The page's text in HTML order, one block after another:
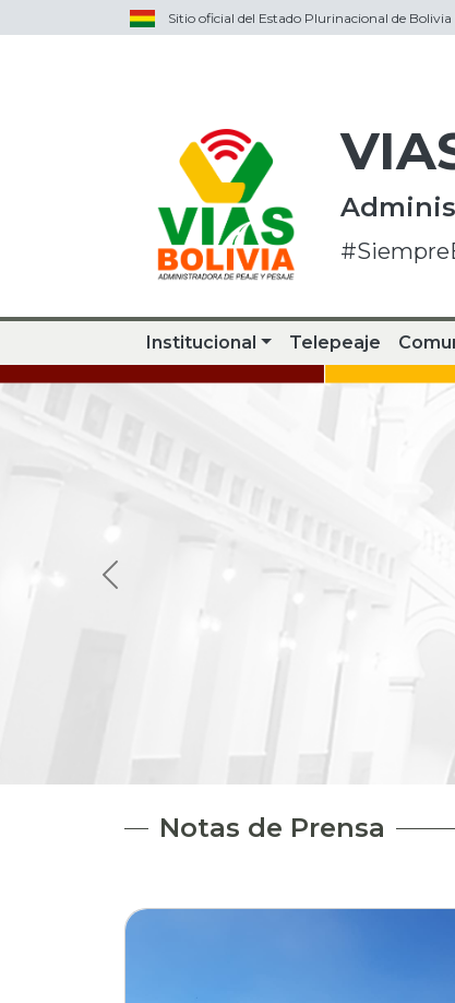
Sitio oficial del Estado Plurinacional de Bolivia
Institucional Telepeaje
Notas de Prensa